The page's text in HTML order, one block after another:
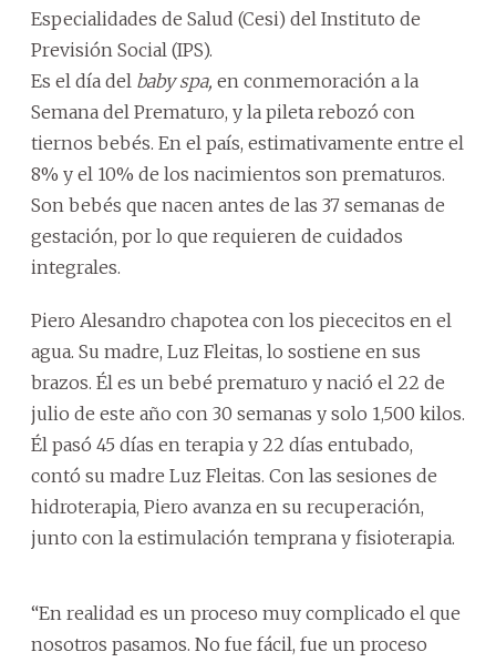
Especialidades de Salud (Cesi) del Instituto de
Previsión Social (IPS).
Es el día del baby spa, en conmemoración a la
Semana del Prematuro, y la pileta rebozó con
tiernos bebés. En el país, estimativamente entre el
8% y el 10% de los nacimientos son prematuros.
Son bebés que nacen antes de las 37 semanas de
gestación, por lo que requieren de cuidados
integrales.
Piero Alesandro chapotea con los piececitos en el
agua. Su madre, Luz Fleitas, lo sostiene en sus
brazos. Él es un bebé prematuro y nació el 22 de
julio de este año con 30 semanas y solo 1,500 kilos.
Él pasó 45 días en terapia y 22 días entubado,
contó su madre Luz Fleitas. Con las sesiones de
hidroterapia, Piero avanza en su recuperación,
junto con la estimulación temprana y fisioterapia.
“En realidad es un proceso muy complicado el que
nosotros pasamos. No fue fácil, fue un proceso